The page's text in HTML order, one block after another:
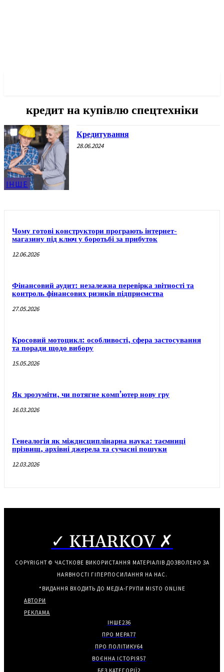
кредит на купівлю спецтехніки
ІНШЕ
Кредитування
28.06.2024
Чому готові конструктори програють інтернет-
магазину під ключ у боротьбі за прибуток
12.06.2026
Фінансовий аудит: незалежна перевірка звітності та
контроль фінансових ризиків підприємства
27.05.2026
Кросовий мотоцикл: особливості, сфера застосування
та поради щодо вибору
15.05.2026
Як зрозуміти, чи потягне комп’ютер нову гру
16.03.2026
Генеалогія як міждисциплінарна наука: таємниці
прізвищ, архівні джерела та сучасні пошуки
12.03.2026
✓ KHARKOV ✗
COPYRIGHT © ЧАСТКОВЕ ВИКОРИСТАННЯ МАТЕРІАЛІВ ДОЗВОЛЕНО ЗА
НАЯВНОСТІ ГІПЕРПОСИЛАННЯ НА НАС.
*ВИДАННЯ ВХОДИТЬ ДО МЕДІА-ГРУПИ MISTO ONLINE
АВТОРИ
РЕКЛАМА
ІНШЕ236
ПРО МЕРА77
ПРО ПОЛІТИКУ64
ВОЄННА ІСТОРІЯ57
БЕЗ КАТЕГОРІЇ2